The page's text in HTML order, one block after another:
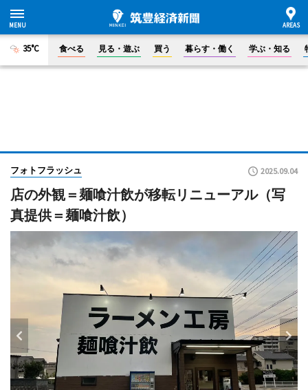
35°C 食べる 見る・遊ぶ 買う 暮らす・働く 学ぶ・知る
フォトフラッシュ 2025.09.04
店の外観＝麺喰汁飲が移転リニューアル（写
真提供＝麺喰汁飲）